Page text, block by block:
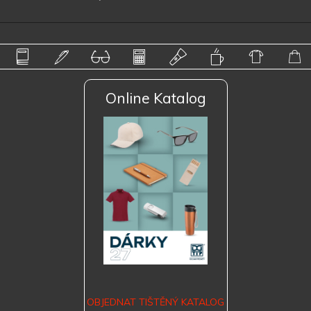
Online Katalog
OBJEDNAT TIŠTĚNÝ KATALOG